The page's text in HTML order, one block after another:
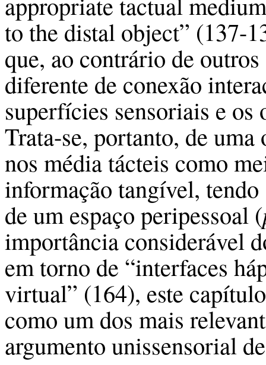
to the distal object” (137-
que, ao contrário de
diferente de conexão
superfícies sensoriais e os
Trata-se, portanto, de uma
nos média tácteis como
informação tangível, tendo
de um espaço peripessoal (
importân­cia considerável
em torno de “interfaces
virtual” (164), este
como um dos mais
argumento unissensorial